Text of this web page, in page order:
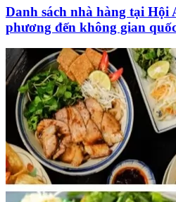
Danh sách nhà hàng tại Hội
phương đến không gian